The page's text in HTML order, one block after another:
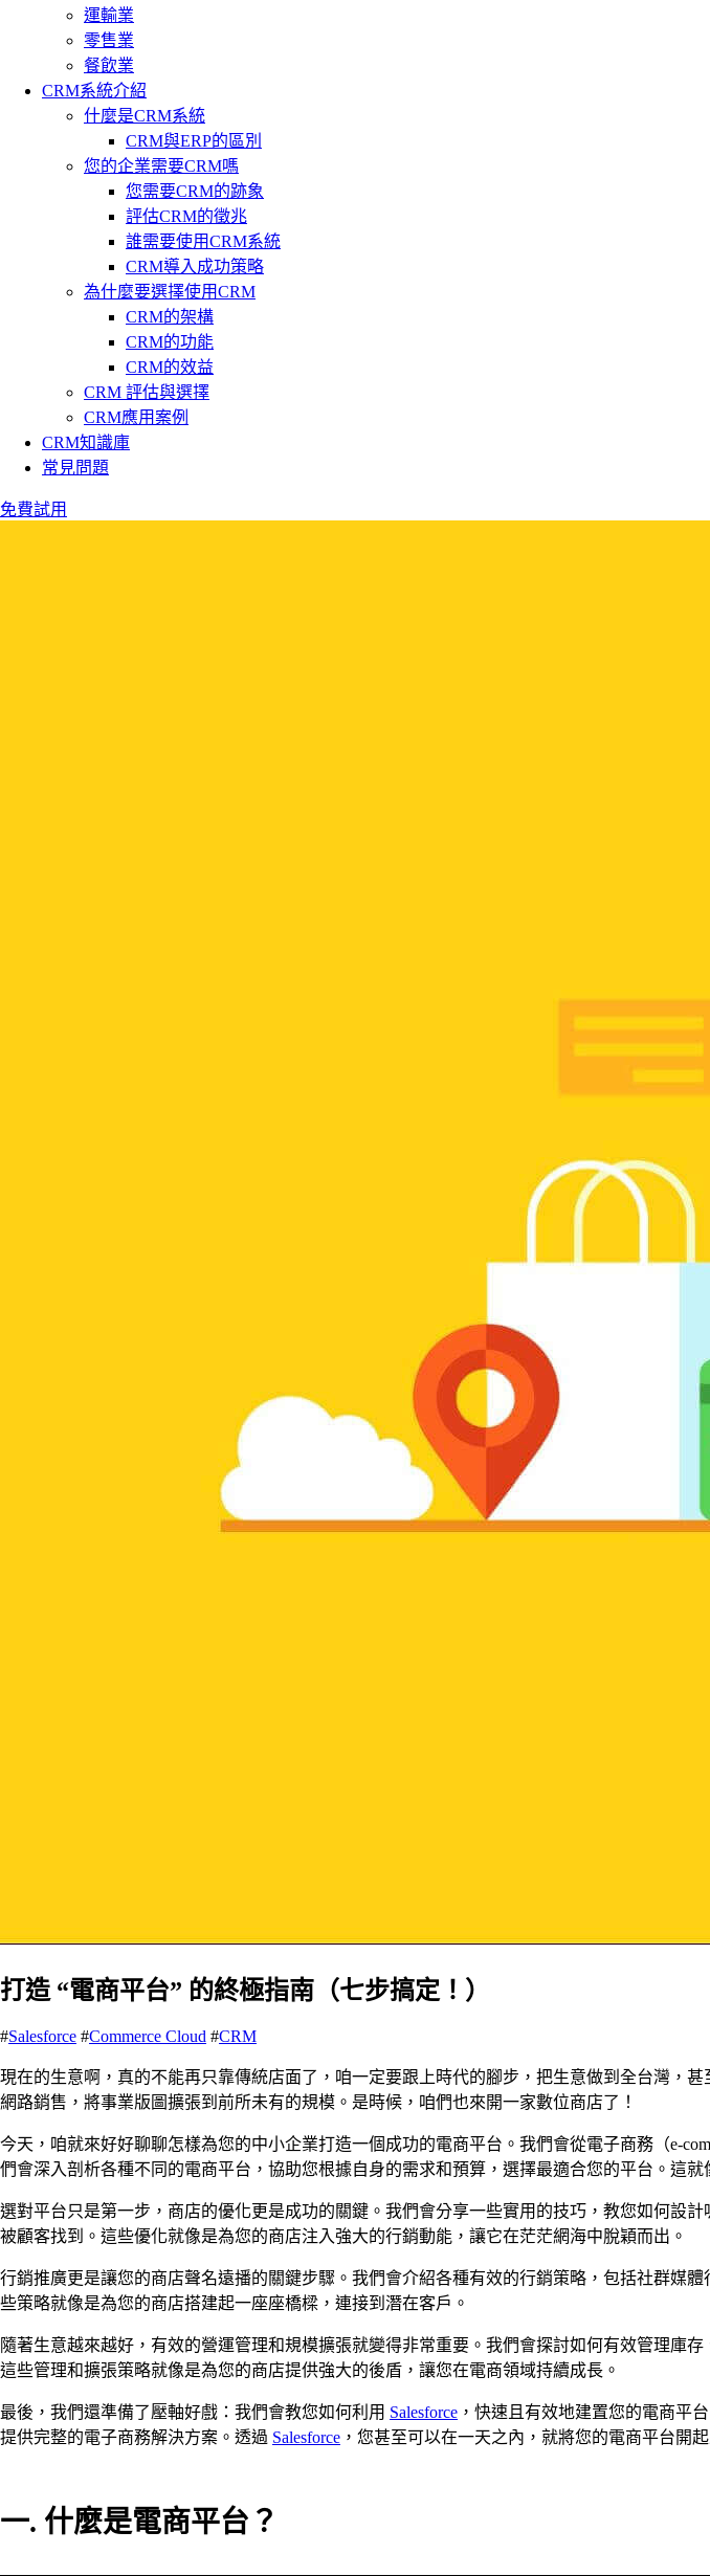
運輸業
零售業
餐飲業
CRM系統介紹
什麼是CRM系統
CRM與ERP的區別
您的企業需要CRM嗎
您需要CRM的跡象
評估CRM的徵兆
誰需要使用CRM系統
CRM導入成功策略
為什麼要選擇使用CRM
CRM的架構
CRM的功能
CRM的效益
CRM 評估與選擇
CRM應用案例
CRM知識庫
常見問題
免費試用
打造 “電商平台” 的終極指南（七步搞定！）
#Salesforce #Commerce Cloud #CRM
現在的生意啊，真的不能再只靠傳統店面了，咱一定要跟上時代的腳步，把生意做到全台灣，
網路銷售，將事業版圖擴張到前所未有的規模。是時候，咱們也來開一家數位商店了！
今天，咱就來好好聊聊怎樣為您的中小企業打造一個成功的電商平台。我們會從電子商務（e-
們會深入剖析各種不同的電商平台，協助您根據自身的需求和預算，選擇最適合您的平台。這
選對平台只是第一步，商店的優化更是成功的關鍵。我們會分享一些實用的技巧，教您如何設
被顧客找到。這些優化就像是為您的商店注入強大的行銷動能，讓它在茫茫網海中脫穎而出。
行銷推廣更是讓您的商店聲名遠播的關鍵步驟。我們會介紹各種有效的行銷策略，包括社群媒
些策略就像是為您的商店搭建起一座座橋樑，連接到潛在客戶。
隨著生意越來越好，有效的營運管理和規模擴張就變得非常重要。我們會探討如何有效管理庫
這些管理和擴張策略就像是為您的商店提供強大的後盾，讓您在電商領域持續成長。
最後，我們還準備了壓軸好戲：我們會教您如何利用 Salesforce ，快速且有效地建置您的電商平台
提供完整的電子商務解決方案。透過 Salesforce ，您甚至可以在一天之內，就將您的電商平台開
一. 什麼是電商平台？